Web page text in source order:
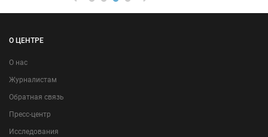
О ЦЕНТРЕ
О нас
Журналистам
Обратная связь
Пресс-центр
Исследования